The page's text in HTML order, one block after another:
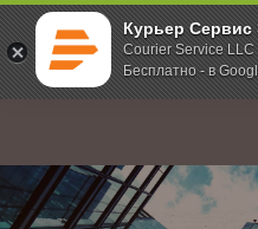
Курьер Сервис
Courier Service LLC
Бесплатно - в
; Главная О компании